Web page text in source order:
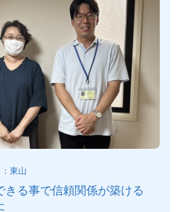
東山
きる事で信頼関係が築ける